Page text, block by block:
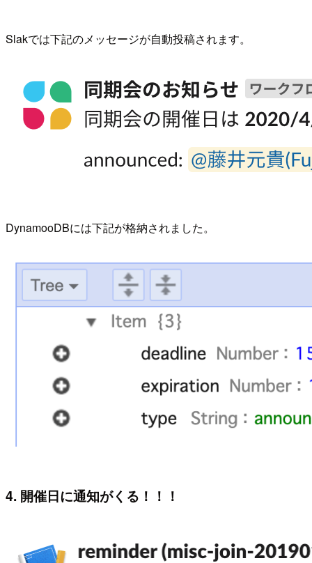
Slakでは下記のメッセージが自動投稿されます。
DynamooDBには下記が格納されました。
4. 開催日に通知がくる！！！